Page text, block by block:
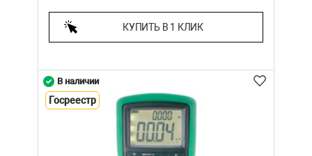
КУПИТЬ В 1 КЛИК
В наличии
Госреестр